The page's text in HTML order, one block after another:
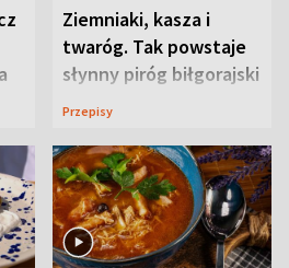
Ziemniaki, kasza i
twaróg. Tak powstaje
słynny piróg biłgorajski
Przepisy